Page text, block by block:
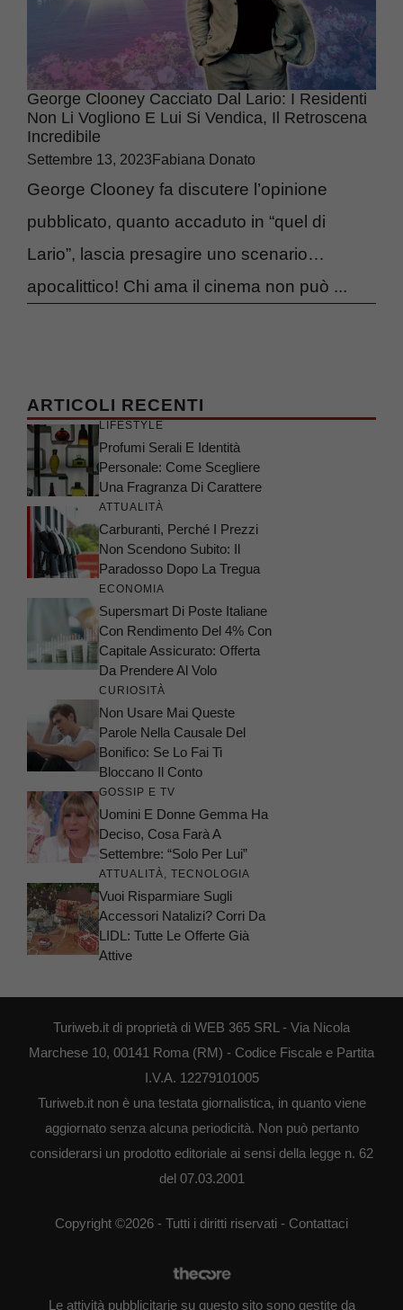
George Clooney Cacciato Dal Lario: I Residenti
Non Li Vogliono E Lui Si Vendica, Il Retroscena
Incredibile
Settembre 13, 2023 Fabiana Donato
George Clooney fa discutere l’opinione
pubblicato, quanto accaduto in “quel di
Lario”, lascia presagire uno scenario…
apocalittico! Chi ama il cinema non può ...
ARTICOLI RECENTI
LIFESTYLE
Profumi Serali E Identità
Personale: Come Scegliere
Una Fragranza Di Carattere
ATTUALITÀ
Carburanti, Perché I Prezzi
Non Scendono Subito: Il
Paradosso Dopo La Tregua
ECONOMIA
Supersmart Di Poste Italiane
Con Rendimento Del 4% Con
Capitale Assicurato: Offerta
Da Prendere Al Volo
CURIOSITÀ
Non Usare Mai Queste
Parole Nella Causale Del
Bonifico: Se Lo Fai Ti
Bloccano Il Conto
GOSSIP E TV
Uomini E Donne Gemma Ha
Deciso, Cosa Farà A
Settembre: “Solo Per Lui”
ATTUALITÀ TECNOLOGIA
Vuoi Risparmiare Sugli
Accessori Natalizi? Corri Da
LIDL: Tutte Le Offerte Già
Attive
Turiweb.it di proprietà di WEB 365 SRL - Via Nicola
Marchese 10, 00141 Roma (RM) - Codice Fiscale e Partita
I.V.A. 12279101005
Turiweb.it non è una testata giornalistica, in quanto viene
aggiornato senza alcuna periodicità. Non può pertanto
considerarsi un prodotto editoriale ai sensi della legge n. 62
del 07.03.2001
Copyright ©2026 - Tutti i diritti riservati - Contattaci
Le attività pubblicitarie su questo sito sono gestite da